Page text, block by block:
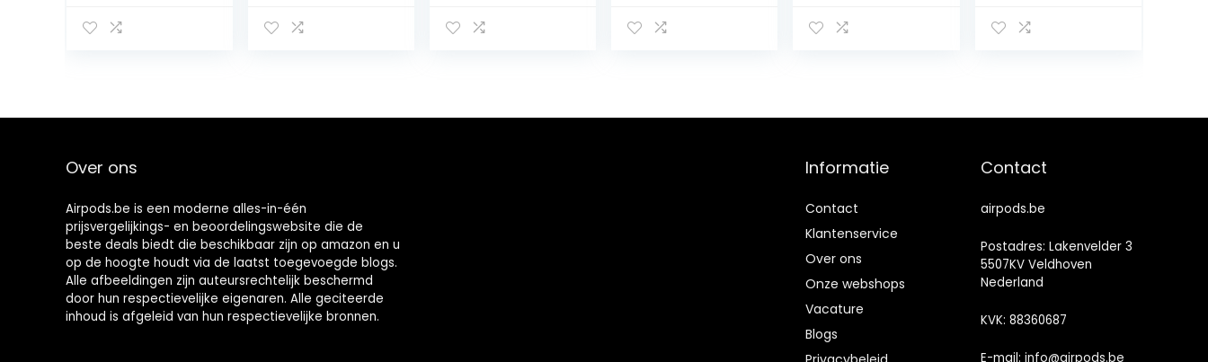
Charging Case
vervanging
inbegrepen
stereogeluid,
microfoon, IPX7,
Touch Control
Oortelefoon in
met 45 uur
hoofdtelefoon
ear
stereohoofdtele
geluid Premium
baskoptelefoon
Over ons
Airpods.be is een moderne alles-in-één
prijsvergelijkings- en beoordelingswebsite die de
beste deals biedt die beschikbaar zijn op amazon en u
op de hoogte houdt via de laatst toegevoegde blogs.
Alle afbeeldingen zijn auteursrechtelijk beschermd
door hun respectievelijke eigenaren. Alle geciteerde
inhoud is afgeleid van hun respectievelijke bronnen.
Informatie
Contact
Klantenservice
Over ons
Onze webshops
Vacature
Blogs
Contact
airpods.be
Postadres: Lakenvelder 3
5507KV Veldhoven
Nederland
KVK: 88360687
E-mail:info@airpods.be